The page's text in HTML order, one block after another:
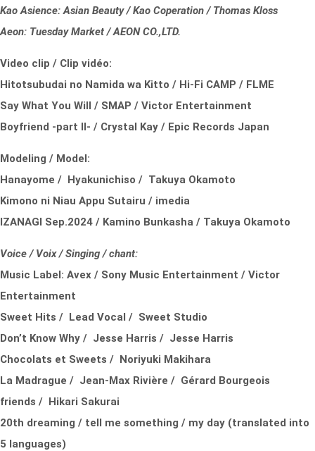
Kao Asience: Asian Beauty / Kao Coperation / Thomas Kloss
Aeon: Tuesday Market / AEON CO.,LTD.
Video clip / Clip vidéo:
Hitotsubudai no Namida wa Kitto / Hi-Fi CAMP / FLME
Say What You Will / SMAP / Victor Entertainment
Boyfriend -part II- / Crystal Kay / Epic Records Japan
Modeling / Model:
Hanayome / Hyakunichiso / Takuya Okamoto
Kimono ni Niau Appu Sutairu / imedia
IZANAGI Sep.2024 / Kamino Bunkasha / Takuya Okamoto
Voice / Voix / Singing / chant:
Music Label: Avex / Sony Music Entertainment / Victor
Entertainment
Sweet Hits / Lead Vocal / Sweet Studio
Don’t Know Why / Jesse Harris / Jesse Harris
Chocolats et Sweets / Noriyuki Makihara
La Madrague / Jean-Max Rivière / Gérard Bourgeois
friends / Hikari Sakurai
20th dreaming / tell me something / my day (translated into
5 languages)